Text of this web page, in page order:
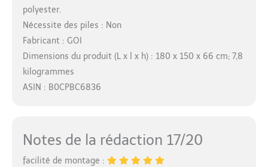
polyester.
Nécessite des piles : Non
Fabricant : GOI
Dimensions du produit (L x l x h) : 180 x 150 x 66 cm; 7,8
kilogrammes
ASIN : B0CPBC6836
Notes de la rédaction 17/20
facilité de montage :